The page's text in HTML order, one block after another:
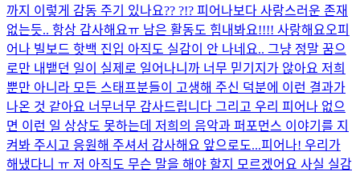
까지 이렇게 감동 주기 있나요?? ?!? 피어나보다 사랑스러운 존재
없는듯.. 항상 감사해요ㅠ 남은 활동도 힘내봐요!!!! 사랑해요오피
어나 빌보드 핫백 진입 아직도 실감이 안 나네요.. 그냥 정말 꿈으
로만 내뱉던 일이 실제로 일어나니까 너무 믿기지가 않아요 저희
뿐만 아니라 모든 스태프분들이 고생해 주신 덕분에 이런 결과가
나온 것 같아요 너무너무 감사드립니다 그리고 우리 피어나 없으
면 이런 일 상상도 못하는데 저희의 음악과 퍼포먼스 이야기를 지
켜봐 주시고 응원해 주셔서 감사해요 앞으로도...피어나! 우리가
해냈다니 ㅠ 저 아직도 무슨 말을 해야 할지 모르겠어요 사실 실감